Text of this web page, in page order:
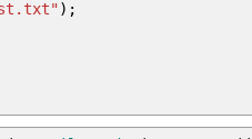
) ;